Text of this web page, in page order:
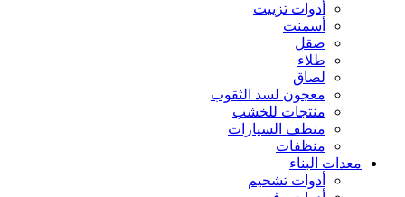
أدوات تزييت
أسمنت
صقل
طلاء
لصاق
معجون لسد الثقوب
منتجات للخشب
منظف السيارات
منظفات
معدات البناء
أدوات تشحيم